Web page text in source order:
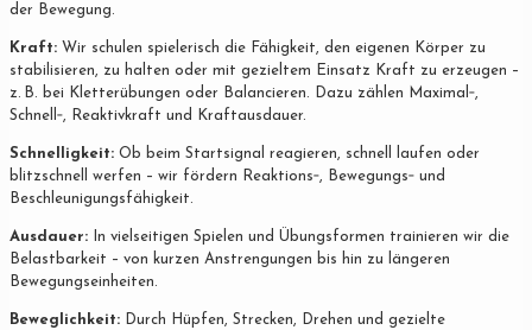
der Bewegung.
Kraft: Wir schulen spielerisch die Fähigkeit, den eigenen Körper zu
stabilisieren, zu halten oder mit gezieltem Einsatz Kraft zu erzeugen –
z. B. bei Kletterübungen oder Balancieren. Dazu zählen Maximal‐,
Schnell‐, Reaktivkraft und Kraftausdauer.
Schnelligkeit: Ob beim Startsignal reagieren, schnell laufen oder
blitzschnell werfen – wir fördern Reaktions‐, Bewegungs‐ und
Beschleunigungsfähigkeit.
Ausdauer: In vielseitigen Spielen und Übungsformen trainieren wir die
Belastbarkeit – von kurzen Anstrengungen bis hin zu längeren
Bewegungseinheiten.
Beweglichkeit: Durch Hüpfen, Strecken, Drehen und gezielte